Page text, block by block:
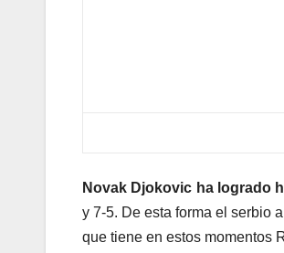
Novak Djokovic ha logrado
y 7-5. De esta forma el serbio
que tiene en estos momentos